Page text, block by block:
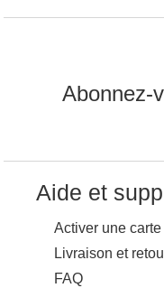
Abonnez-
Aide et
Activer une
Livraison et
FAQ